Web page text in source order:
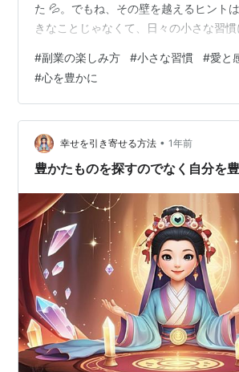
た 💦。でもね、その壁を越えるヒント
きなことじゃなくて、日々の小さな習慣
立った小さな魔法をご紹介します。 1️⃣
りがとう」をつぶやく 🙏 朝起きて、ま
ているときに、声に出して「ありがと
る。対象はなんでもいいんです。 「今
とにありがとう」「温かい布団にありが
自分にありがとう」 これ、…
#副業の楽しみ方 #小さな習慣 #愛と
#心を豊かに
幸せを引き寄せる方法 • 1年前
豊かたものを探すのでなく自分を